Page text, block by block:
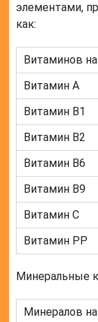
элементами,
как:
Витаминов
Витамин А
Витамин В1
Витамин В2
Витамин В6
Витамин В9
Витамин С
Витамин РР
Минеральные
Минералов